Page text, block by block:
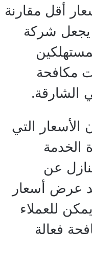
أقل مقارنة
يجعل شركة
مكافحة
الشارقة.
التي
الخدمة
عن
عرض أسعار
للعملاء
فعالة